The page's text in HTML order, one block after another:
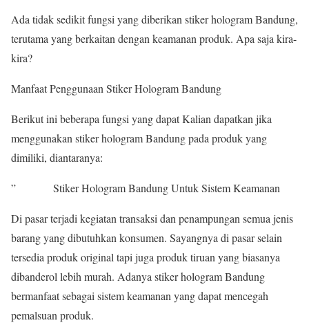
Ada tidak sedikit fungsi yang diberikan stiker hologram Bandung,
terutama yang berkaitan dengan keamanan produk. Apa saja kira-
kira?
Manfaat Penggunaan Stiker Hologram Bandung
Berikut ini beberapa fungsi yang dapat Kalian dapatkan jika
menggunakan stiker hologram Bandung pada produk yang
dimiliki, diantaranya:
” Stiker Hologram Bandung Untuk Sistem Keamanan
Di pasar terjadi kegiatan transaksi dan penampungan semua jenis
barang yang dibutuhkan konsumen. Sayangnya di pasar selain
tersedia produk original tapi juga produk tiruan yang biasanya
dibanderol lebih murah. Adanya stiker hologram Bandung
bermanfaat sebagai sistem keamanan yang dapat mencegah
pemalsuan produk.